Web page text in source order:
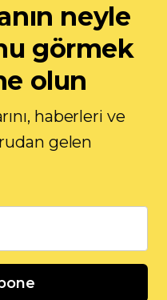
neyle
görmek
olun
haberleri ve
gelen